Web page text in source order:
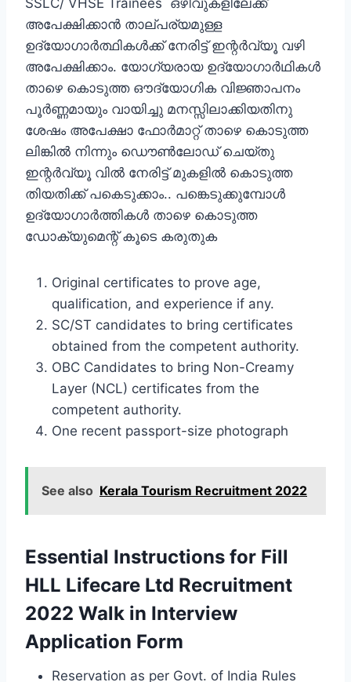
SSLC/ VHSE Trainees ഒഴിവുകളിലേക്ക്
അപേക്ഷിക്കാന്‍ താല്പര്യമുള്ള
ഉദ്യോഗാര്‍ത്ഥികള്‍ക്ക് നേരിട്ട് ഇന്റര്‍വ്യൂ വഴി
അപേക്ഷിക്കാം. യോഗ്യരായ ഉദ്യോഗാര്‍ഥികള്‍
താഴെ കൊടുത്ത ഔദ്യോഗിക വിജ്ഞാപനം
പൂര്‍ണ്ണമായും വായിച്ചു മനസ്സിലാക്കിയതിനു
ശേഷം അപേക്ഷാ ഫോര്‍മാറ്റ്‌ താഴെ കൊടുത്ത
ലിങ്കില്‍ നിന്നും ഡൌണ്‍ലോഡ് ചെയ്തു
ഇന്റര്‍വ്യൂ വില്‍ നേരിട്ട് മുകളില്‍ കൊടുത്ത
തിയതിക്ക് പകെടുക്കാം.. പങ്കെടുക്കുമ്പോള്‍
ഉദ്യോഗാര്‍ത്തികള്‍ താഴെ കൊടുത്ത
ഡോക്യുമെന്റ് കൂടെ കരുതുക
Original certificates to prove age,
qualification, and experience if any.
SC/ST candidates to bring certificates
obtained from the competent authority.
OBC Candidates to bring Non-Creamy
Layer (NCL) certificates from the
competent authority.
One recent passport-size photograph
See also Kerala Tourism Recruitment 2022
Essential Instructions for Fill
HLL Lifecare Ltd Recruitment
2022 Walk in Interview
Application Form
Reservation as per Govt. of India Rules